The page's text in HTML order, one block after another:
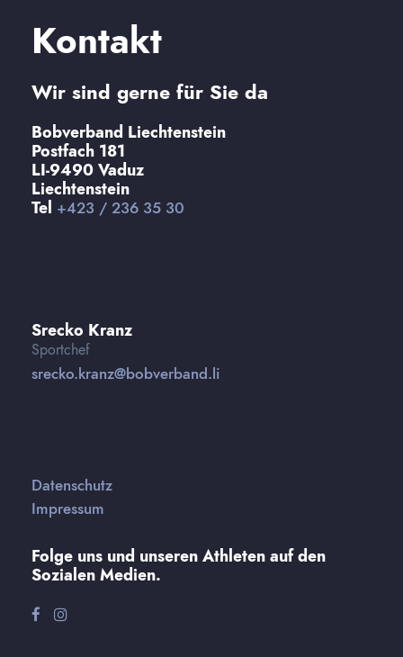
Kontakt
Wir sind gerne für Sie da
Bobverband Liechtenstein
Postfach 181
LI-9490 Vaduz
Liechtenstein
Tel +423 / 236 35 30
Srecko Kranz
Sportchef
srecko.kranz@bobverband.li
Datenschutz
Impressum
Folge uns und unseren Athleten auf den
Sozialen Medien.